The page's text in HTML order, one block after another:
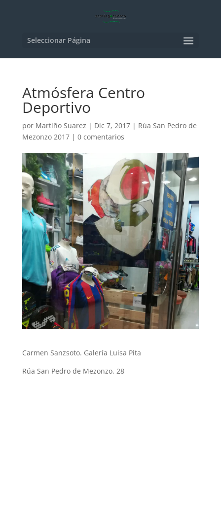
Seleccionar Página
Atmósfera Centro
Deportivo
por Martiño Suarez | Dic 7, 2017| Rúa San Pedro de
Mezonzo 2017| 0 comentarios
Carmen Sanzsoto. Galería Luisa Pita
Rúa San Pedro de Mezonzo, 28